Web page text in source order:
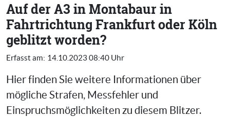
Auf der A3 in Montabaur in
Fahrtrichtung Frankfurt oder Köln
geblitzt worden?
Erfasst am: 14.10.2023 08:40 Uhr
Hier finden Sie weitere Informationen über
mögliche Strafen, Messfehler und
Einspruchsmöglichkeiten zu diesem Blitzer.